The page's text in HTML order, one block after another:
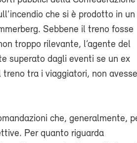
che si è prodotto in un
Sebbene il treno fosse
troppo rilevante, l’agente del
superato dagli eventi se un ex
tra i viaggiatori, non avesse
che, generalmente,
Per quanto riguarda